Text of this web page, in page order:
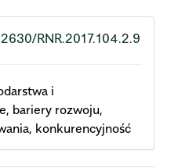
RNR.2017.104.2.9
i
bariery rozwoju,
konkurencyjność